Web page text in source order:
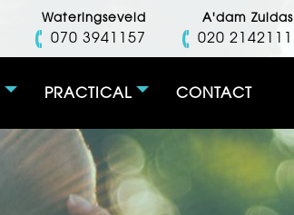
PRACTICAL CONTACT
Wateringseveld
070 3941157
A'dam Zuidas
020 2142111